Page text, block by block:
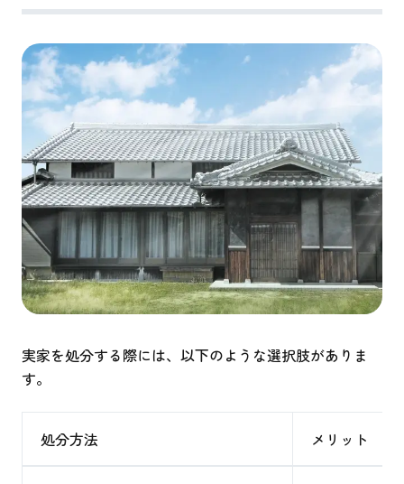
実家を処分する際には、以下のような選択肢がありま
す。
処分方法 メリット